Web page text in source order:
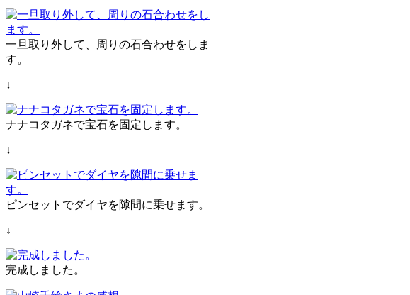
一旦取り外して、周りの石合わせをしま
す。
↓
ナナコタガネで宝石を固定します。
↓
ピンセットでダイヤを隙間に乗せます。
↓
完成しました。